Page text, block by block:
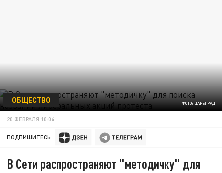
ФОТО: ЦАРЬГРАД
ОБЩЕСТВО
20 ФЕВРАЛЯ 10:04
ПОДПИШИТЕСЬ:
В Сети распространяют "методичку" для